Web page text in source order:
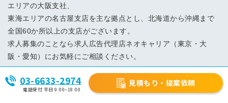
03-6633-2974
電話受付 平日 9:00~18:00
見積もり・提案依頼
エリアの大阪支社、
東海エリアの名古屋支店を主な拠点とし、北海道から沖縄まで
全国60か所以上の支店がございます。
求人募集のことなら求人広告代理店ネオキャリア（東京・大
阪・愛知）にお気軽にご相談ください。
中途採用支援サービス